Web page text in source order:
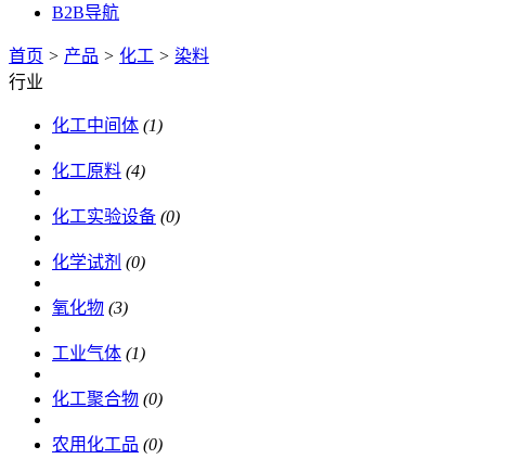
B2B导航
首页 > 产品 > 化工 > 染料
行业
化工中间体 (1)
化工原料 (4)
化工实验设备 (0)
化学试剂 (0)
氧化物 (3)
工业气体 (1)
化工聚合物 (0)
农用化工品 (0)